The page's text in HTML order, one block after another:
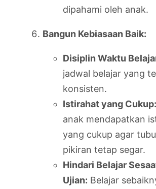
dipahami oleh anak.
Bangun Kebiasaan Baik:
Disiplin Waktu
jadwal belajar yang
konsisten.
Istirahat yang Cukup:
anak mendapatkan
yang cukup agar
pikiran tetap segar.
Hindari Belajar
Ujian: Belajar